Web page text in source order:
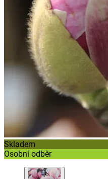
Skladem
Osobní odběr